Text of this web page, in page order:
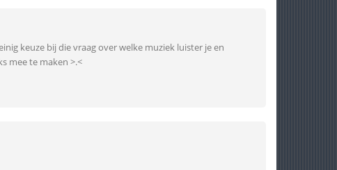
keuze bij die vraag over welke muziek luister je en
mee te maken >.<